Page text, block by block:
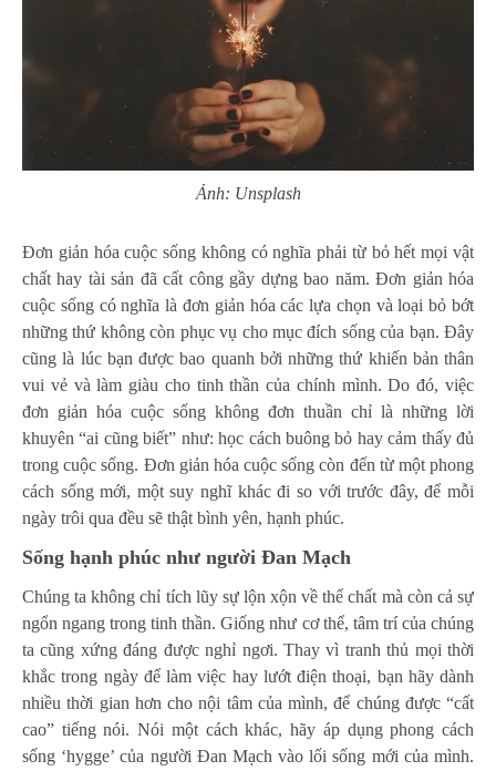
Ảnh: Unsplash
Đơn giản hóa cuộc sống không có nghĩa phải từ bỏ hết mọi vật
chất hay tài sản đã cất công gầy dựng bao năm. Đơn giản hóa
cuộc sống có nghĩa là đơn giản hóa các lựa chọn và loại bỏ bớt
những thứ không còn phục vụ cho mục đích sống của bạn. Đây
cũng là lúc bạn được bao quanh bởi những thứ khiến bản thân
vui vẻ và làm giàu cho tinh thần của chính mình. Do đó, việc
đơn giản hóa cuộc sống không đơn thuần chỉ là những lời
khuyên “ai cũng biết” như: học cách buông bỏ hay cảm thấy đủ
trong cuộc sống. Đơn giản hóa cuộc sống còn đến từ một phong
cách sống mới, một suy nghĩ khác đi so với trước đây, để mỗi
ngày trôi qua đều sẽ thật bình yên, hạnh phúc.
Sống hạnh phúc như người Đan Mạch
Chúng ta không chỉ tích lũy sự lộn xộn về thể chất mà còn cả sự
ngổn ngang trong tinh thần. Giống như cơ thể, tâm trí của chúng
ta cũng xứng đáng được nghỉ ngơi. Thay vì tranh thủ mọi thời
khắc trong ngày để làm việc hay lướt điện thoại, bạn hãy dành
nhiều thời gian hơn cho nội tâm của mình, để chúng được “cất
cao” tiếng nói. Nói một cách khác, hãy áp dụng phong cách
sống ‘hygge’ của người Đan Mạch vào lối sống mới của mình.